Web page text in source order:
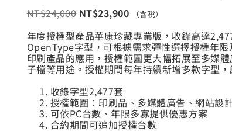
NT$24,000 NT$23,900 （含稅）
年度授權型產品華康珍藏專業版，收錄高達
OpenType字型，可根據需求彈性選擇授權年
印刷產品的應用，授權範圍更大幅拓展至多媒
子檔等用途。授權期間每年持續新增多款字型
收錄字型2,477套
授權範圍：印刷品、多媒體廣告、網站設
可依PC台數、年限多寡提供優惠方案
合約期間可追加授權台數